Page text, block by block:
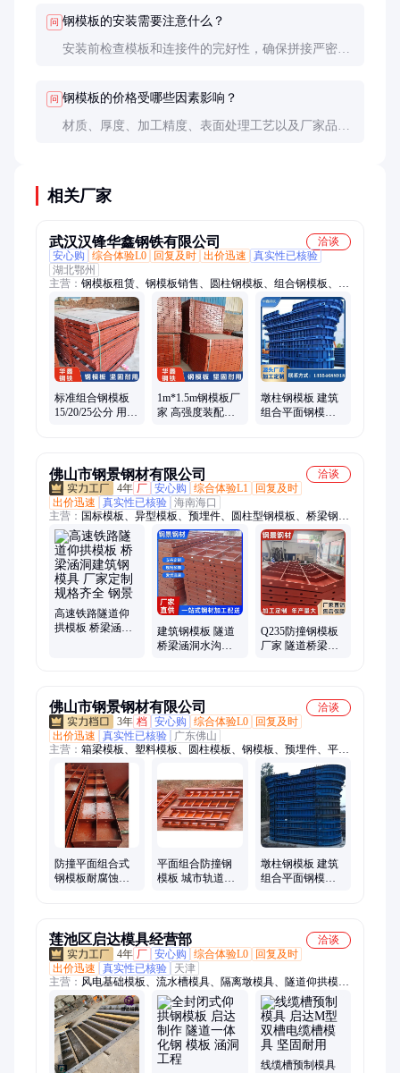
问 钢模板的安装需要注意什么？
安装前检查模板和连接件的完好性，确保拼接严密；
问 钢模板的价格受哪些因素影响？
材质、厚度、加工精度、表面处理工艺以及厂家品牌
相关厂家
武汉汉锋华鑫钢铁有限公司
洽谈
安心购
综合体验L0 回复及时 出价迅速
真实性已核验
湖北鄂州
主营： 钢模板租赁、钢模板销售、圆柱钢模板、组合钢模板、桥
梁钢模板、建筑钢模板、钢模板加工、钢模板出租、定型钢模
板、异型钢模板、二手钢模板、盖梁钢模板、桥墩钢模板、承台
钢模板、路沿钢模板、钢模板回收、标准钢模板、基础钢模板、
圆形钢模板
标准组合钢模板
15/20/25公分 用于
1m*1.5m钢模板厂
家 高强度装配式
墩柱钢模板 建筑
组合平面钢模具 T
佛山市钢景钢材有限公司
洽谈
4年 厂 安心购 综合体验L1
回复及时
出价迅速
真实性已核验 海南海口
主营： 国标模板、异型模板、预埋件、圆柱型钢模板、桥梁钢模
板、钢模板、钢模板批发、钢模板定制、工字钢、镀锌钢管、镀
锌角钢、钢制冷弯型材、长条钢材、无缝钢管、止水套管、刚性
套管、柔性套管、钢套管、螺旋管、焊接钢管、焊管、钢护筒、
钢板卷管、H型钢
高速铁路隧道仰
拱模板 桥梁涵洞
建筑钢模板 隧道
桥梁涵洞水沟挡
Q235防撞钢模板
厂家 隧道桥梁涵
佛山市钢景钢材有限公司
洽谈
3年 档 安心购 综合体验L0
回复及时
出价迅速
真实性已核验
广东佛山
主营： 箱梁模板、塑料模板、圆柱模板、钢模板、预埋件、平面
模板、各种钢材加工
防撞平面组合式
钢模板耐腐蚀不
平面组合防撞钢
模板 城市轨道交
墩柱钢模板 建筑
组合平面钢模具 T
莲池区启达模具经营部
洽谈
4年 厂 安心购 综合体验L0
回复及时
出价迅速
真实性已核验
天津
主营： 风电基础模板、流水槽模具、隔离墩模具、隧道仰拱模
板、防撞墙模板、生态框模具、现浇门楼模具、围墙板模具、水
泥房模具、鱼礁岛模具、软体排模具、光伏墩模具、电缆槽模
具、收费安全岛模具、配重块模具、化粪池模具、遮板模具、扭
王字块模具
线缆槽预制模具